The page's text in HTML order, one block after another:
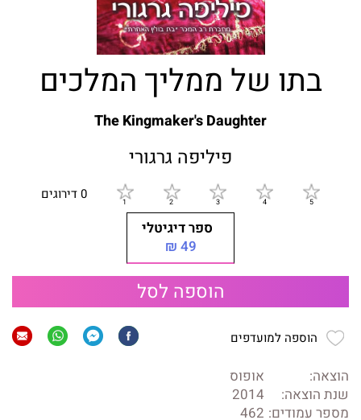
בתו של ממליך המלכים
The Kingmaker's Daughter
פיליפה גרגורי
0 דירוגים
ספר דיגיטלי
49 ₪
הוספה לסל
הוספה למועדפים
הוצאה:
אופוס
שנת הוצאה:
2014
מספר עמודים: 462